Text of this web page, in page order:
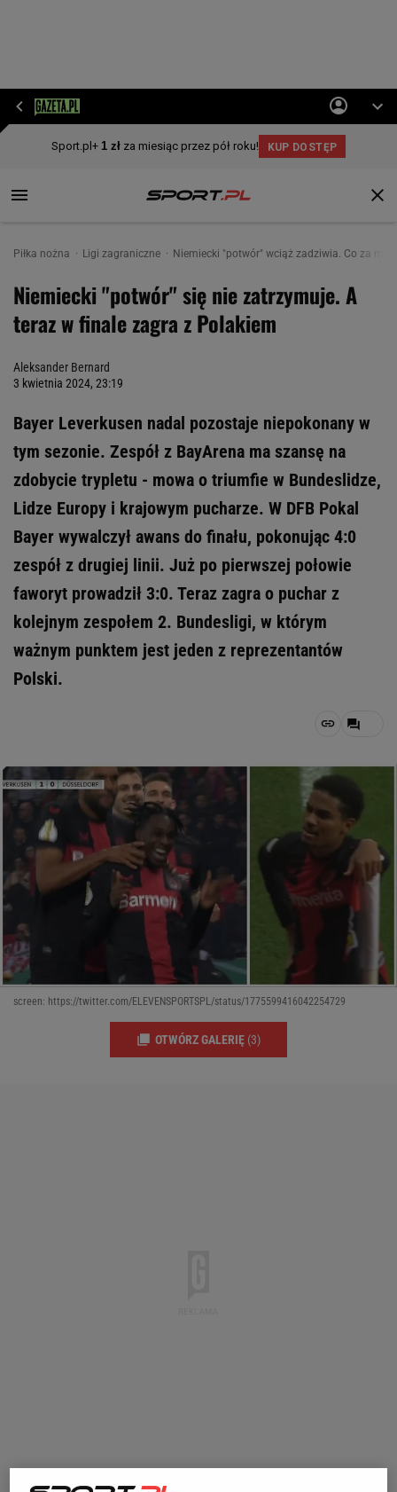
Piłka nożna Ligi zagraniczne Niemiecki "potwór" wciąż zadziwia. Co za
Niemiecki "potwór" się nie zatrzymuje. A
teraz w finale zagra z Polakiem
Aleksander Bernard
3 kwietnia 2024, 23:19
Bayer Leverkusen nadal pozostaje niepokonany w
tym sezonie. Zespół z BayArena ma szansę na
zdobycie trypletu - mowa o triumfie w Bundeslidze,
Lidze Europy i krajowym pucharze. W DFB Pokal
Bayer wywalczył awans do finału, pokonując 4:0
zespół z drugiej linii. Już po pierwszej połowie
faworyt prowadził 3:0. Teraz zagra o puchar z
kolejnym zespołem 2. Bundesligi, w którym
ważnym punktem jest jeden z reprezentantów
Polski.
screen: https://twitter.com/ELEVENSPORTSPL/status/1775599416042254729
OTWÓRZ GALERIĘ (3)